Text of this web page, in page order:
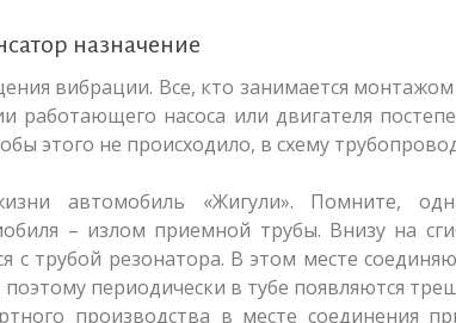
назначение
вибрации. Все, кто занимается
работающего насоса или двигателя
этого не происходило, в схему
автомобиль «Жигули». Помните,
– излом приемной трубы. Внизу на
с трубой резонатора. В этом месте
поэтому периодически в тубе появляются
производства в месте соединения